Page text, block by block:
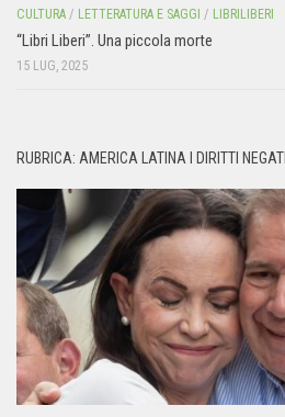
CULTURA / LETTERATURA E SAGGI / LIBRILIBERI
“Libri Liberi”. Una piccola morte
15 LUG, 2025
RUBRICA: AMERICA LATINA I DIRITTI NEGATI